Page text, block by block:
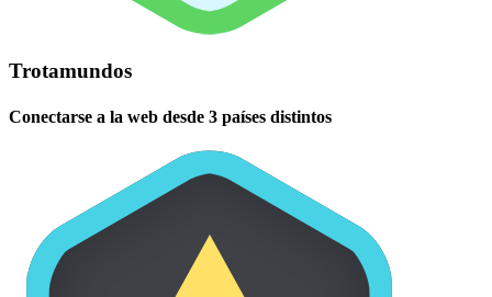
Trotamundos
Conectarse a la web desde 3 países distintos